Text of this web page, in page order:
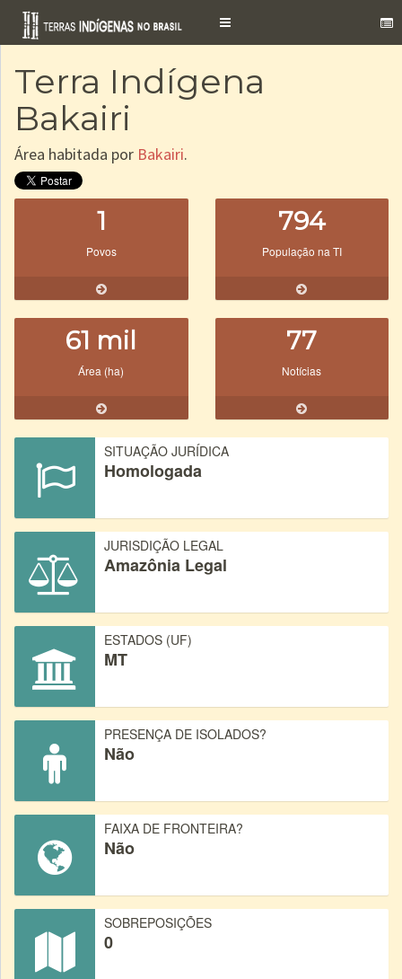
Toggle
Terra Indígena
Bakairi
Área habitada por Bakairi.
1
Povos
794
População na TI
61 mil
Área (ha)
77
Notícias
SITUAÇÃO JURÍDICA
Homologada
JURISDIÇÃO LEGAL
Amazônia Legal
ESTADOS (UF)
MT
PRESENÇA DE ISOLADOS?
Não
FAIXA DE FRONTEIRA?
Não
SOBREPOSIÇÕES
0